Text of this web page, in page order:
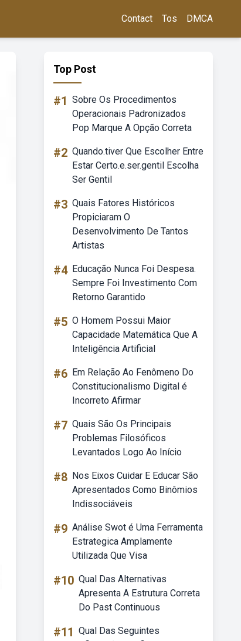
Contact Tos DMCA
Top Post
#1 Sobre Os Procedimentos
Operacionais Padronizados
Pop Marque A Opção Correta
#2 Quando.tiver Que Escolher Entre
Estar Certo.e.ser.gentil Escolha
Ser Gentil
#3 Quais Fatores Históricos
Propiciaram O
Desenvolvimento De Tantos
Artistas
#4 Educação Nunca Foi Despesa.
Sempre Foi Investimento Com
Retorno Garantido
#5 O Homem Possui Maior
Capacidade Matemática Que A
Inteligência Artificial
#6 Em Relação Ao Fenômeno Do
Constitucionalismo Digital é
Incorreto Afirmar
#7 Quais São Os Principais
Problemas Filosóficos
Levantados Logo Ao Início
#8 Nos Eixos Cuidar E Educar São
Apresentados Como Binômios
Indissociáveis
#9 Análise Swot é Uma Ferramenta
Estrategica Amplamente
Utilizada Que Visa
#10 Qual Das Alternativas
Apresenta A Estrutura Correta
Do Past Continuous
#11 Qual Das Seguintes